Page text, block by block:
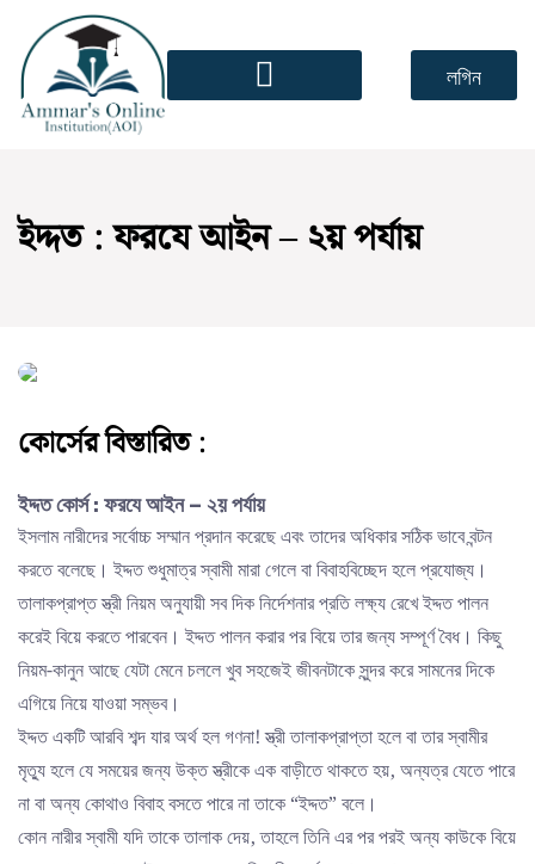
লগিন
ইদ্দত : ফরযে আইন – ২য় পর্যায়
কোর্সের বিস্তারিত :
ইদ্দত কোর্স : ফরযে আইন – ২য় পর্যায়
ইসলাম নারীদের সর্বোচ্চ সম্মান প্রদান করেছে এবং তাদের অধিকার সঠিক ভাবে বন্টন
করতে বলেছে। ইদ্দত শুধুমাত্র স্বামী মারা গেলে বা বিবাহবিচ্ছেদ হলে প্রযোজ্য।
তালাকপ্রাপ্ত স্ত্রী নিয়ম অনুযায়ী সব দিক নির্দেশনার প্রতি লক্ষ্য রেখে ইদ্দত পালন
করেই বিয়ে করতে পারবেন। ইদ্দত পালন করার পর বিয়ে তার জন্য সম্পূর্ণ বৈধ। কিছু
নিয়ম-কানুন আছে যেটা মেনে চললে খুব সহজেই জীবনটাকে সুন্দর করে সামনের দিকে
এগিয়ে নিয়ে যাওয়া সম্ভব।
ইদ্দত একটি আরবি শব্দ যার অর্থ হল গণনা! স্ত্রী তালাকপ্রাপ্তা হলে বা তার স্বামীর
মৃত্যু হলে যে সময়ের জন্য উক্ত স্ত্রীকে এক বাড়ীতে থাকতে হয়, অন্যত্র যেতে পারে
না বা অন্য কোথাও বিবাহ বসতে পারে না তাকে “ইদ্দত” বলে।
কোন নারীর স্বামী যদি তাকে তালাক দেয়, তাহলে তিনি এর পর পরই অন্য কাউকে বিয়ে